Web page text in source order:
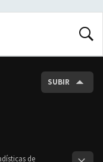
SUBIR
de